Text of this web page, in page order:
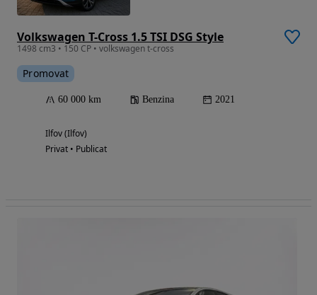
Volkswagen T-Cross 1.5 TSI DSG Style
1498 cm3 • 150 CP • volkswagen t-cross
Promovat
60 000 km Benzina 2021
Ilfov (Ilfov)
Privat • Publicat